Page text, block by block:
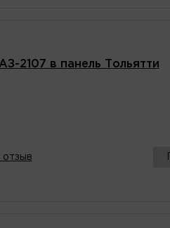
2107 в панель Тольятти
отзыв